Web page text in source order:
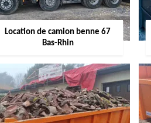
Location de camion benne 67
Bas-Rhin